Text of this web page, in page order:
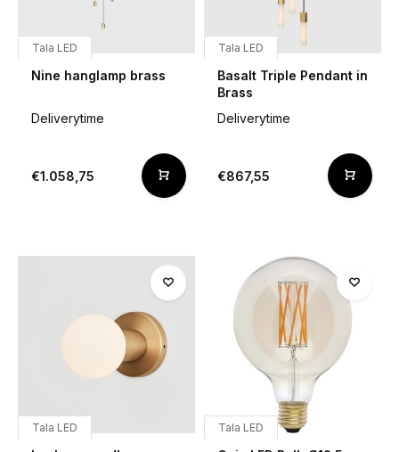
Tala LED
Nine hanglamp brass
Deliverytime
€1.058,75
Tala LED
Basalt Triple Pendant in
Brass
Deliverytime
€867,55
Tala LED Tala LED